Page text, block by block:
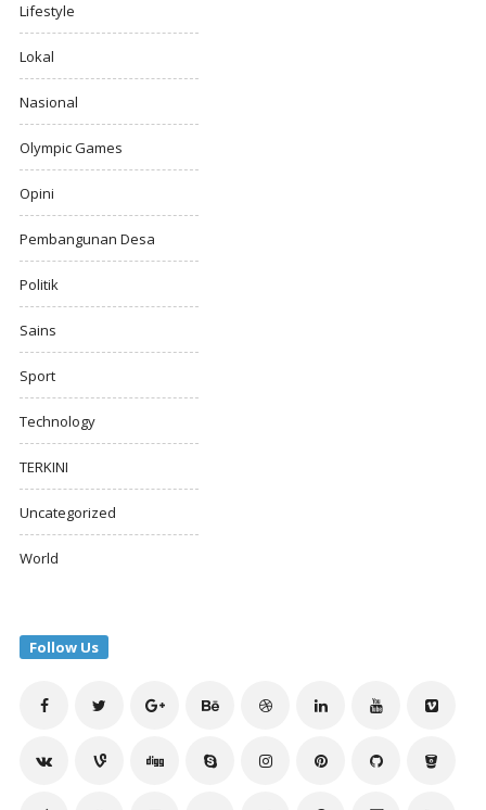
Lifestyle
Lokal
Nasional
Olympic Games
Opini
Pembangunan Desa
Politik
Sains
Sport
Technology
TERKINI
Uncategorized
World
Follow Us